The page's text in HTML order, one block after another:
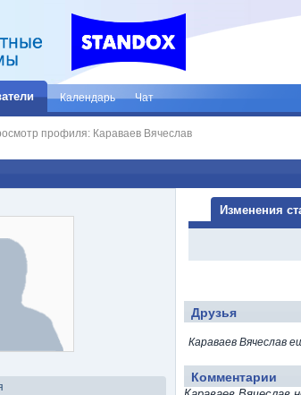
Календарь Чат
профиля: Караваев Вячеслав
Изменения
Друзья
Караваев Вячеслав
Комментарии